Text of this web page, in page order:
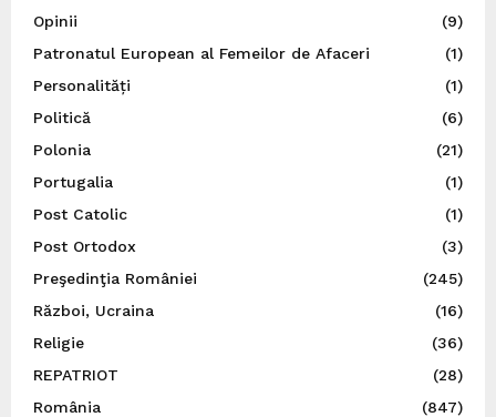
Opinii
(9)
Patronatul European al Femeilor de Afaceri
(1)
Personalități
(1)
Politică
(6)
Polonia
(21)
Portugalia
(1)
Post Catolic
(1)
Post Ortodox
(3)
Preşedinţia României
(245)
Război, Ucraina
(16)
Religie
(36)
REPATRIOT
(28)
România
(847)